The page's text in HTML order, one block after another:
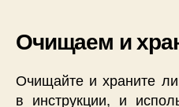
Очищаем и
Очищайте и храните
в инструкции, и